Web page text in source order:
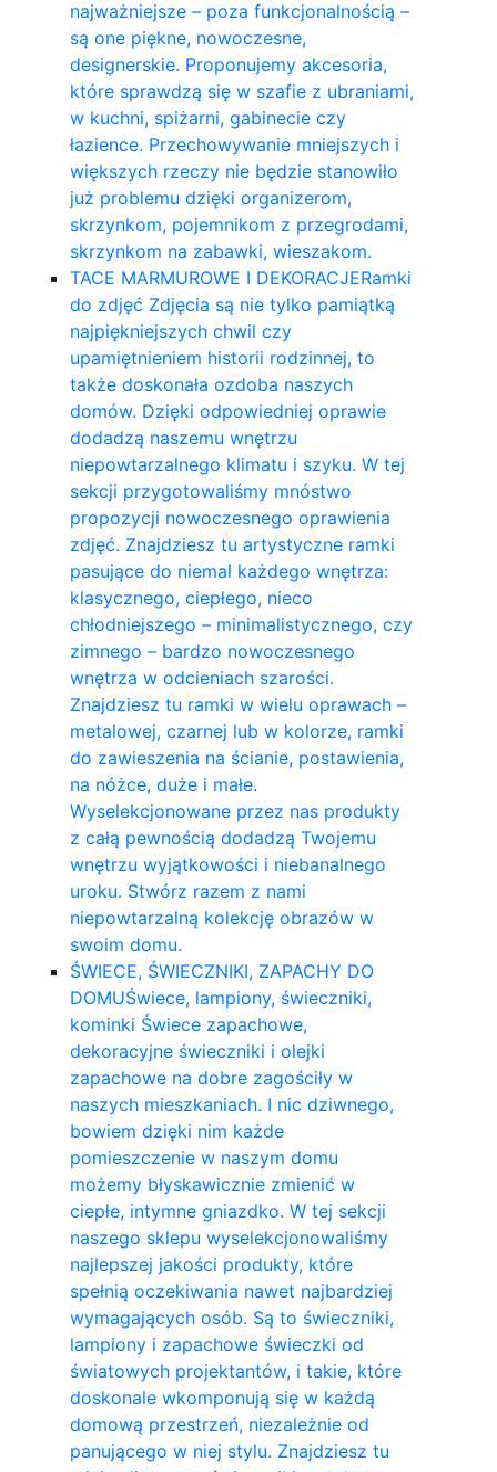
najważniejsze – poza funkcjonalnością –
są one piękne, nowoczesne,
designerskie. Proponujemy akcesoria,
które sprawdzą się w szafie z ubraniami,
w kuchni, spiżarni, gabinecie czy
łazience. Przechowywanie mniejszych i
większych rzeczy nie będzie stanowiło
już problemu dzięki organizerom,
skrzynkom, pojemnikom z przegrodami,
skrzynkom na zabawki, wieszakom.
TACE MARMUROWE I DEKORACJERamki
do zdjęć Zdjęcia są nie tylko pamiątką
najpiękniejszych chwil czy
upamiętnieniem historii rodzinnej, to
także doskonała ozdoba naszych
domów. Dzięki odpowiedniej oprawie
dodadzą naszemu wnętrzu
niepowtarzalnego klimatu i szyku. W tej
sekcji przygotowaliśmy mnóstwo
propozycji nowoczesnego oprawienia
zdjęć. Znajdziesz tu artystyczne ramki
pasujące do niemal każdego wnętrza:
klasycznego, ciepłego, nieco
chłodniejszego – minimalistycznego, czy
zimnego – bardzo nowoczesnego
wnętrza w odcieniach szarości.
Znajdziesz tu ramki w wielu oprawach –
metalowej, czarnej lub w kolorze, ramki
do zawieszenia na ścianie, postawienia,
na nóżce, duże i małe.
Wyselekcjonowane przez nas produkty
z całą pewnością dodadzą Twojemu
wnętrzu wyjątkowości i niebanalnego
uroku. Stwórz razem z nami
niepowtarzalną kolekcję obrazów w
swoim domu.
ŚWIECE, ŚWIECZNIKI, ZAPACHY DO
DOMUŚwiece, lampiony, świeczniki,
kominki Świece zapachowe,
dekoracyjne świeczniki i olejki
zapachowe na dobre zagościły w
naszych mieszkaniach. I nic dziwnego,
bowiem dzięki nim każde
pomieszczenie w naszym domu
możemy błyskawicznie zmienić w
ciepłe, intymne gniazdko. W tej sekcji
naszego sklepu wyselekcjonowaliśmy
najlepszej jakości produkty, które
spełnią oczekiwania nawet najbardziej
wymagających osób. Są to świeczniki,
lampiony i zapachowe świeczki od
światowych projektantów, i takie, które
doskonale wkomponują się w każdą
domową przestrzeń, niezależnie od
panującego w niej stylu. Znajdziesz tu